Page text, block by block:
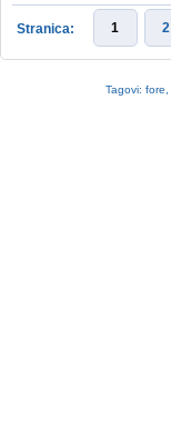
Stranica: 1 2
Tagovi: fore